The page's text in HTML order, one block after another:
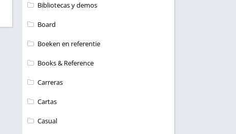
Bibliotecas y demos
Board
Boeken en referentie
Books & Reference
Carreras
Cartas
Casual